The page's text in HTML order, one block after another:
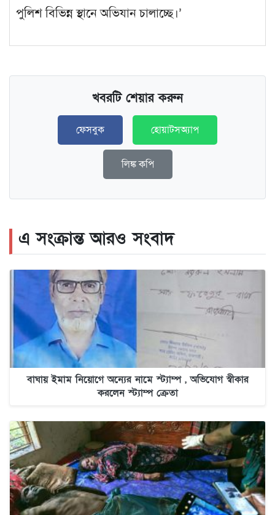
পুলিশ বিভিন্ন স্থানে অভিযান চালাচ্ছে।’
খবরটি শেয়ার করুন
ফেসবুক হোয়াটসঅ্যাপ
লিঙ্ক কপি
এ সংক্রান্ত আরও সংবাদ
বাঘায় ইমাম নিয়োগে অন্যের নামে স্ট্যাম্প , অভিযোগ স্বীকার
করলেন স্ট্যাম্প ক্রেতা